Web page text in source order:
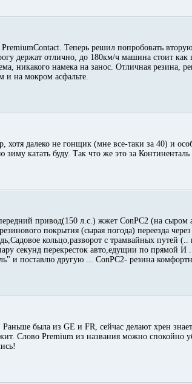
PremiumContact. Теперь решил попробовать
держат отлично, до 180км/ч машина стоит как
никакого намека на занос. Отличная резина,
и на мокром асфальте.
хотя далеко не гонщик (мне все-таки за 40) и
катать буду. Так что же это за
привод(150 л.с.) жжет ConPC2 (на сыром
покрытия (сырая погода) переезда
кольцо,разворот с трамвайных путей
секунд перекресток авто,едущии по прямой
и поставлю другую ... ConPC2- резина
была из GE и FR, сейчас делают хрен
Слово Premium из названия можно спокойно